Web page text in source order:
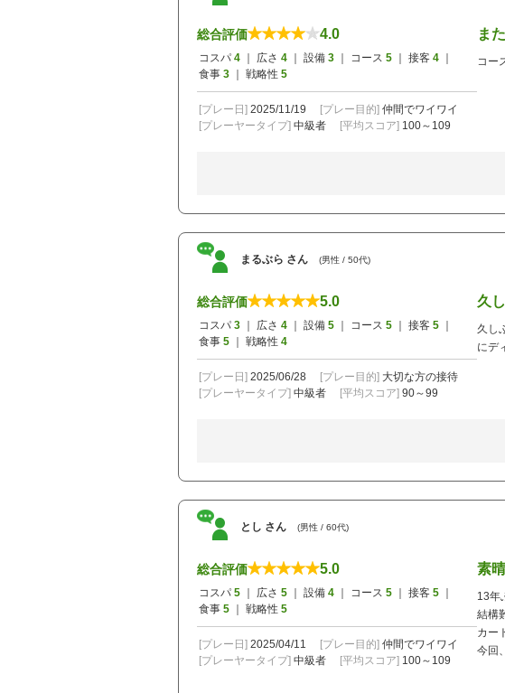
総合評価 4.0
コスパ 4 ｜ 広さ 4 ｜ 設備 3 ｜ コース 5 ｜ 接客 4
食事 3 ｜ 戦略性 5
[プレー日] 2025/11/19 [プレー目的] 仲間でワイワイ
[プレーヤータイプ] 中級者 [平均スコア] 100～109
ま
コー
まるぶら さん (男性 / 50代)
総合評価 5.0
コスパ 3 ｜ 広さ 4 ｜ 設備 5 ｜ コース 5 ｜ 接客 5
食事 5 ｜ 戦略性 4
[プレー日] 2025/06/28 [プレー目的] 大切な方の接待
[プレーヤータイプ] 中級者 [平均スコア] 90～99
久
久し
にデ
とし さん (男性 / 60代)
総合評価 5.0
コスパ 5 ｜ 広さ 5 ｜ 設備 4 ｜ コース 5 ｜ 接客 5
食事 5 ｜ 戦略性 5
[プレー日] 2025/04/11 [プレー目的] 仲間でワイワイ
[プレーヤータイプ] 中級者 [平均スコア] 100～109
素
13年
結構
カー
今回